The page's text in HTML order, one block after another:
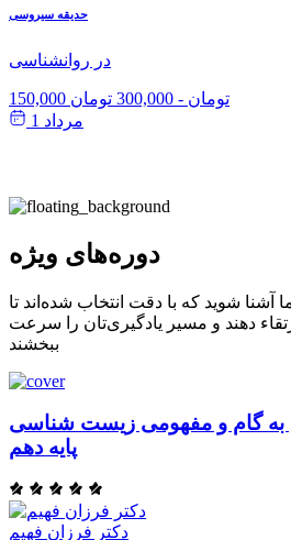
حدیقه سیروسی
در روانشناسی
150,000 تومان - 300,000 تومان
مرداد 1
دوره‌های ویژه
آشنا شوید که با دقت انتخاب شده‌اند تا
دهند و مسیر یادگیری‌تان را سرعت
ببخشند
گام و مفهومی زیست شناسی
پایه دهم
دکتر فرزان فهیم